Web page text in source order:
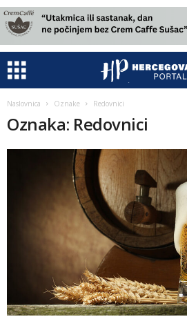
Naslovnica Oznake Redovnici
Oznaka: Redovnici